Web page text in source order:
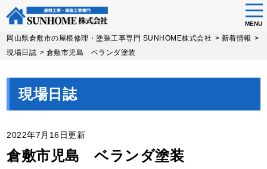
Skip
to
MENU
岡山県倉敷市の屋根修理・塗装工事専門 SUNHOME株式会社 > 新着情報 >
現場日誌 > 倉敷市児島 ベランダ塗装
現場日誌
2022年7月16日更新
倉敷市児島 ベランダ塗装